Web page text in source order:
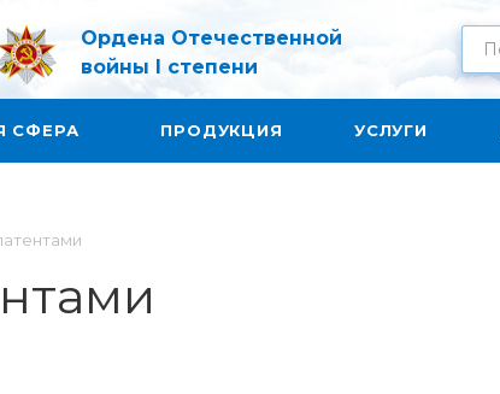
Ордена Отечественной
войны I степени
СФЕРА ПРОДУКЦИЯ УСЛУГИ